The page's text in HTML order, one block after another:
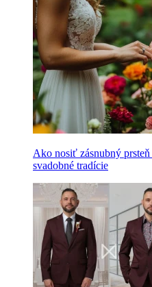
Ako nosiť zásnubný
svadobné tradície